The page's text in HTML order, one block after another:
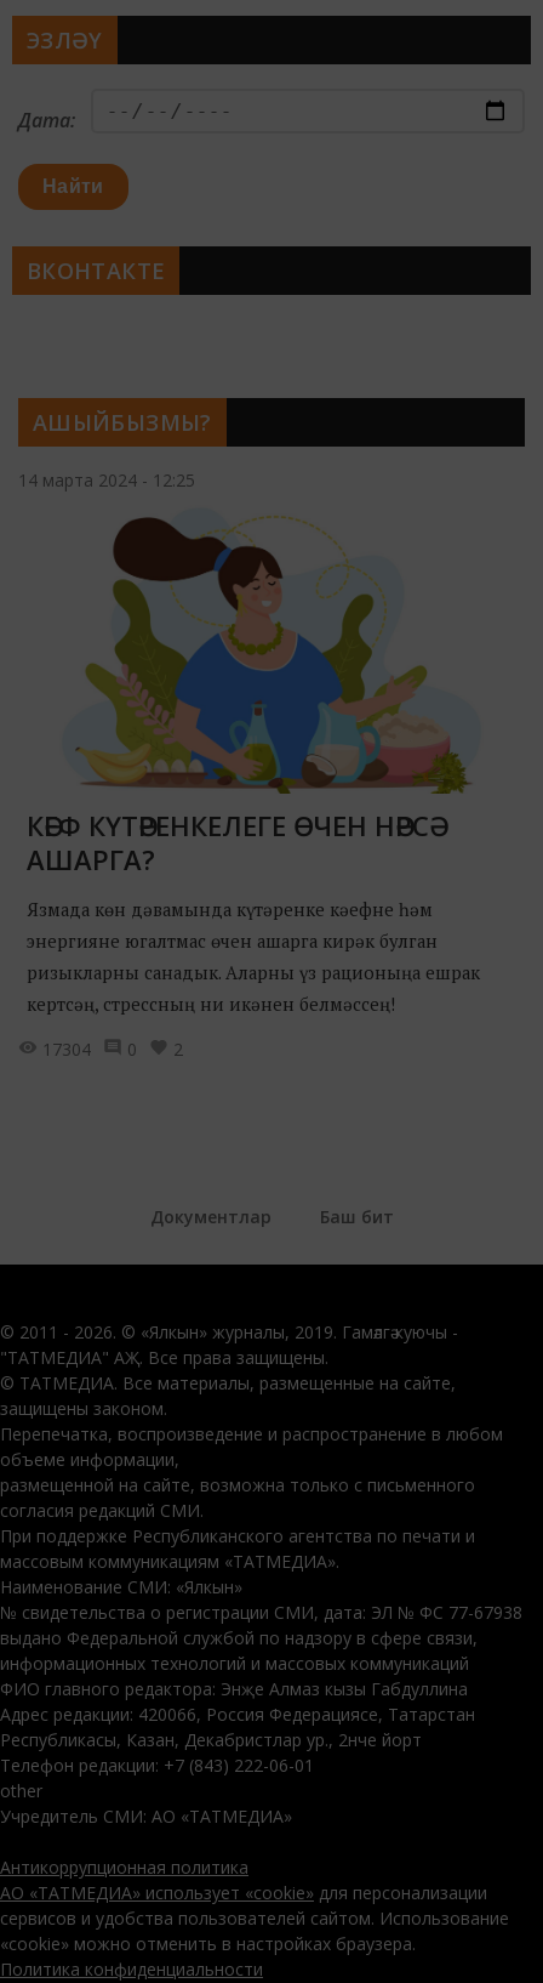
АШЫЙБЫЗМЫ?
14 марта 2024 - 12:25
КӘЕФ КҮТӘРЕНКЕЛЕГЕ ӨЧЕН НӘРСӘ
АШАРГА?
Язмада көн дәвамында күтәренке кәефне һәм
энергияне югалтмас өчен ашарга кирәк булган
ризыкларны санадык. Аларны үз рационыңа ешрак
кертсәң, стрессның ни икәнен белмәссең!
17304
0 2
ЭЗЛӘҮ
Дата:
Найти
ВКОНТАКТЕ
Документлар Баш бит
© 2011 - 2026. © «Ялкын» журналы, 2019. Гамәлгә куючы -
"ТАТМЕДИА" АҖ. Все права защищены.
© ТАТМЕДИА. Все материалы, размещенные на сайте,
защищены законом.
Перепечатка, воспроизведение и распространение в любом
объеме информации,
размещенной на сайте, возможна только с письменного
согласия редакций СМИ.
При поддержке Республиканского агентства по печати и
массовым коммуникациям «ТАТМЕДИА».
Наименование СМИ: «Ялкын»
№ свидетельства о регистрации СМИ, дата: ЭЛ № ФС 77-67938
выдано Федеральной службой по надзору в сфере связи,
информационных технологий и массовых коммуникаций
ФИО главного редактора: Энҗе Алмаз кызы Габдуллина
Адрес редакции: 420066, Россия Федерациясе, Татарстан
Республикасы, Казан, Декабристлар ур., 2нче йорт
Телефон редакции: +7 (843) 222-06-01
other
Учредитель СМИ: АО «ТАТМЕДИА»
Антикоррупционная политика
АО «ТАТМЕДИА» использует «cookie» для персонализации
сервисов и удобства пользователей сайтом. Использование
«cookie» можно отменить в настройках браузера.
Политика конфиденциальности